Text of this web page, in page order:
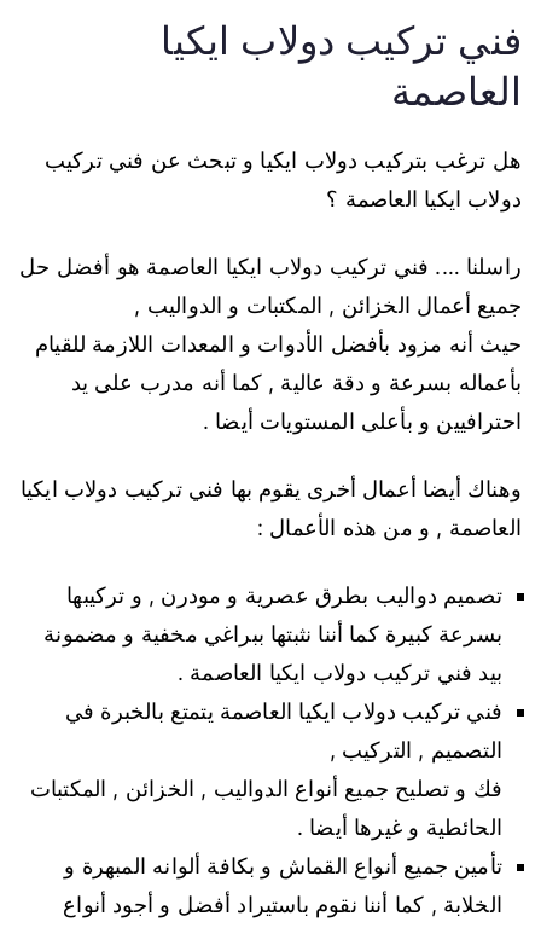
فني تركيب دولاب ايكيا
العاصمة
هل ترغب بتركيب دولاب ايكيا و تبحث عن فني تركيب
دولاب ايكيا العاصمة ؟
راسلنا …. فني تركيب دولاب ايكيا العاصمة هو أفضل حل
جميع أعمال الخزائن , المكتبات و الدواليب ,
حيث أنه مزود بأفضل الأدوات و المعدات اللازمة للقيام
بأعماله بسرعة و دقة عالية , كما أنه مدرب على يد
احترافيين و بأعلى المستويات أيضا .
وهناك أيضا أعمال أخرى يقوم بها فني تركيب دولاب ايكيا
العاصمة , و من هذه الأعمال :
تصميم دواليب بطرق عصرية و مودرن , و تركيبها
بسرعة كبيرة كما أننا نثبتها ببراغي مخفية و مضمونة
بيد فني تركيب دولاب ايكيا العاصمة .
فني تركيب دولاب ايكيا العاصمة يتمتع بالخبرة في
التصميم , التركيب ,
فك و تصليح جميع أنواع الدواليب , الخزائن , المكتبات
الحائطية و غيرها أيضا .
تأمين جميع أنواع القماش و بكافة ألوانه المبهرة و
الخلابة , كما أننا نقوم باستيراد أفضل و أجود أنواع